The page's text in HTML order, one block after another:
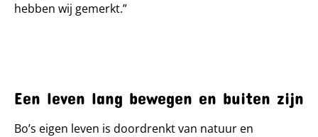
hebben wij gemerkt.”
Een leven lang bewegen en buiten zijn
Bo’s eigen leven is doordrenkt van natuur en